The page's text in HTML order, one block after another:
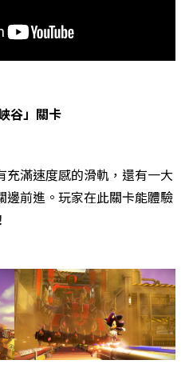
谷」關卡
充滿速度感的滑軌，還有一大
邊前進。玩家在此關卡能體驗